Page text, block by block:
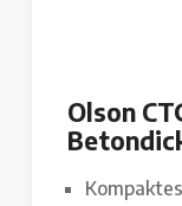
Olson